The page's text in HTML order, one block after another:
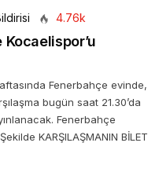
4.76k
Fenerbahçe evinde,
bugün saat 21.30’da
Fenerbahçe
KARŞILAŞMANIN BİLET